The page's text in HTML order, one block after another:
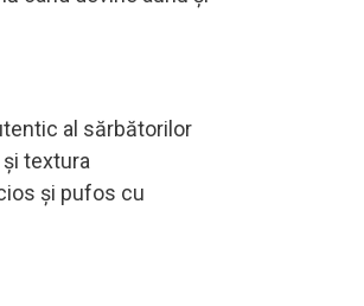
al sărbătorilor
textura
și pufos cu